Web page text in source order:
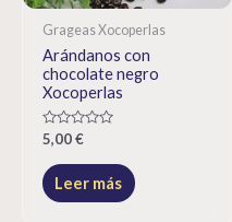
Grageas Xocoperlas
Arándanos con
chocolate negro
Xocoperlas
Rated
out
of
5
5,00€
Leer más